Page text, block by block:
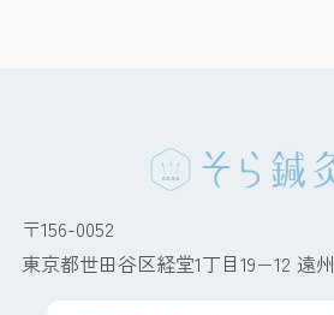
〒156-0052
東京都世田谷区経堂1丁目19−12 遠